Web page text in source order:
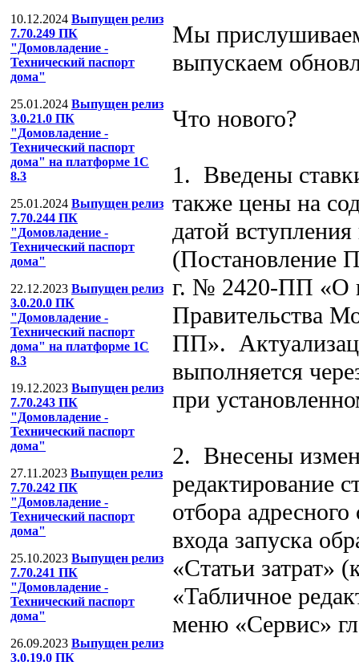
10.12.2024 Выпущен релиз
7.70.249 ПК
"Домовладение -
Технический паспорт
дома"
25.01.2024 Выпущен релиз
3.0.21.0 ПК
"Домовладение -
Технический паспорт
дома" на платформе 1С
8.3
25.01.2024 Выпущен релиз
7.70.244 ПК
"Домовладение -
Технический паспорт
дома"
22.12.2023 Выпущен релиз
3.0.20.0 ПК
"Домовладение -
Технический паспорт
дома" на платформе 1С
8.3
19.12.2023 Выпущен релиз
7.70.243 ПК
"Домовладение -
Технический паспорт
дома"
27.11.2023 Выпущен релиз
7.70.242 ПК
"Домовладение -
Технический паспорт
дома"
25.10.2023 Выпущен релиз
7.70.241 ПК
"Домовладение -
Технический паспорт
дома"
26.09.2023 Выпущен релиз
3.0.19.0 ПК
Мы
выпускаем
Что нового?
1. Введены
также цены на
датой
(Постановление
г. № 2420-ПП «О
Правительства
ПП».
выполняется
при
2. Внесены
редактирование
отбора
входа запуска
«Статьи затрат»
«Табличное
меню «Сервис»